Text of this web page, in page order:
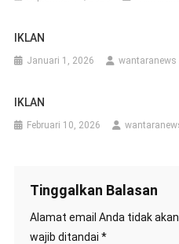
IKLAN
Januari 1, 2026 wantaranews
IKLAN
Februari 10, 2026
Tinggalkan Balasan
Alamat email Anda tidak
wajib ditandai *